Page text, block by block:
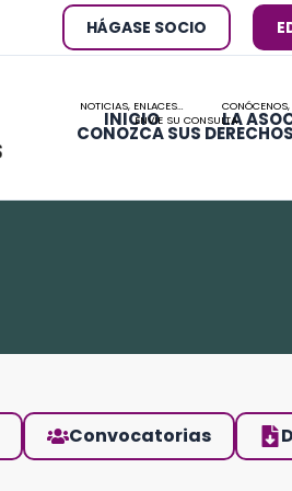
HÁGASE SOCIO
INICIO
NOTICIAS, ENLACES…
LA
CONÓCENOS,
CONOZCA SUS DERECHOS
ENVÍE SU CONSULTA
Convocatorias